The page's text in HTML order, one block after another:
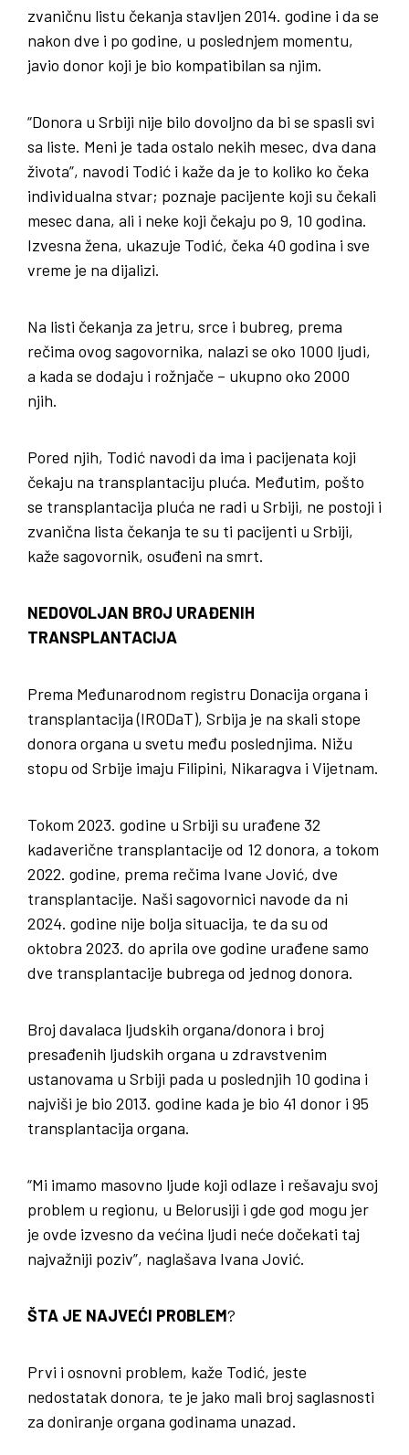
zvaničnu listu čekanja stavljen 2014. godine i da se
nakon dve i po godine, u poslednjem momentu,
javio donor koji je bio kompatibilan sa njim.
“Donora u Srbiji nije bilo dovoljno da bi se spasli svi
sa liste. Meni je tada ostalo nekih mesec, dva dana
života”, navodi Todić i kaže da je to koliko ko čeka
individualna stvar; poznaje pacijente koji su čekali
mesec dana, ali i neke koji čekaju po 9, 10 godina.
Izvesna žena, ukazuje Todić, čeka 40 godina i sve
vreme je na dijalizi.
Na listi čekanja za jetru, srce i bubreg, prema
rečima ovog sagovornika, nalazi se oko 1000 ljudi,
a kada se dodaju i rožnjače – ukupno oko 2000
njih.
Pored njih, Todić navodi da ima i pacijenata koji
čekaju na transplantaciju pluća. Međutim, pošto
se transplantacija pluća ne radi u Srbiji, ne postoji i
zvanična lista čekanja te su ti pacijenti u Srbiji,
kaže sagovornik, osuđeni na smrt.
NEDOVOLJAN BROJ URAĐENIH
TRANSPLANTACIJA
Prema Međunarodnom registru Donacija organa i
transplantacija (IRODaT), Srbija je na skali stope
donora organa u svetu među poslednjima. Nižu
stopu od Srbije imaju Filipini, Nikaragva i Vijetnam.
Tokom 2023. godine u Srbiji su urađene 32
kadaverične transplantacije od 12 donora, a tokom
2022. godine, prema rečima Ivane Jović, dve
transplantacije. Naši sagovornici navode da ni
2024. godine nije bolja situacija, te da su od
oktobra 2023. do aprila ove godine urađene samo
dve transplantacije bubrega od jednog donora.
Broj davalaca ljudskih organa/donora i broj
presađenih ljudskih organa u zdravstvenim
ustanovama u Srbiji pada u poslednjih 10 godina i
najviši je bio 2013. godine kada je bio 41 donor i 95
transplantacija organa.
“Mi imamo masovno ljude koji odlaze i rešavaju svoj
problem u regionu, u Belorusiji i gde god mogu jer
je ovde izvesno da većina ljudi neće dočekati taj
najvažniji poziv”, naglašava Ivana Jović.
ŠTA JE NAJVEĆI PROBLEM?
Prvi i osnovni problem, kaže Todić, jeste
nedostatak donora, te je jako mali broj saglasnosti
za doniranje organa godinama unazad.